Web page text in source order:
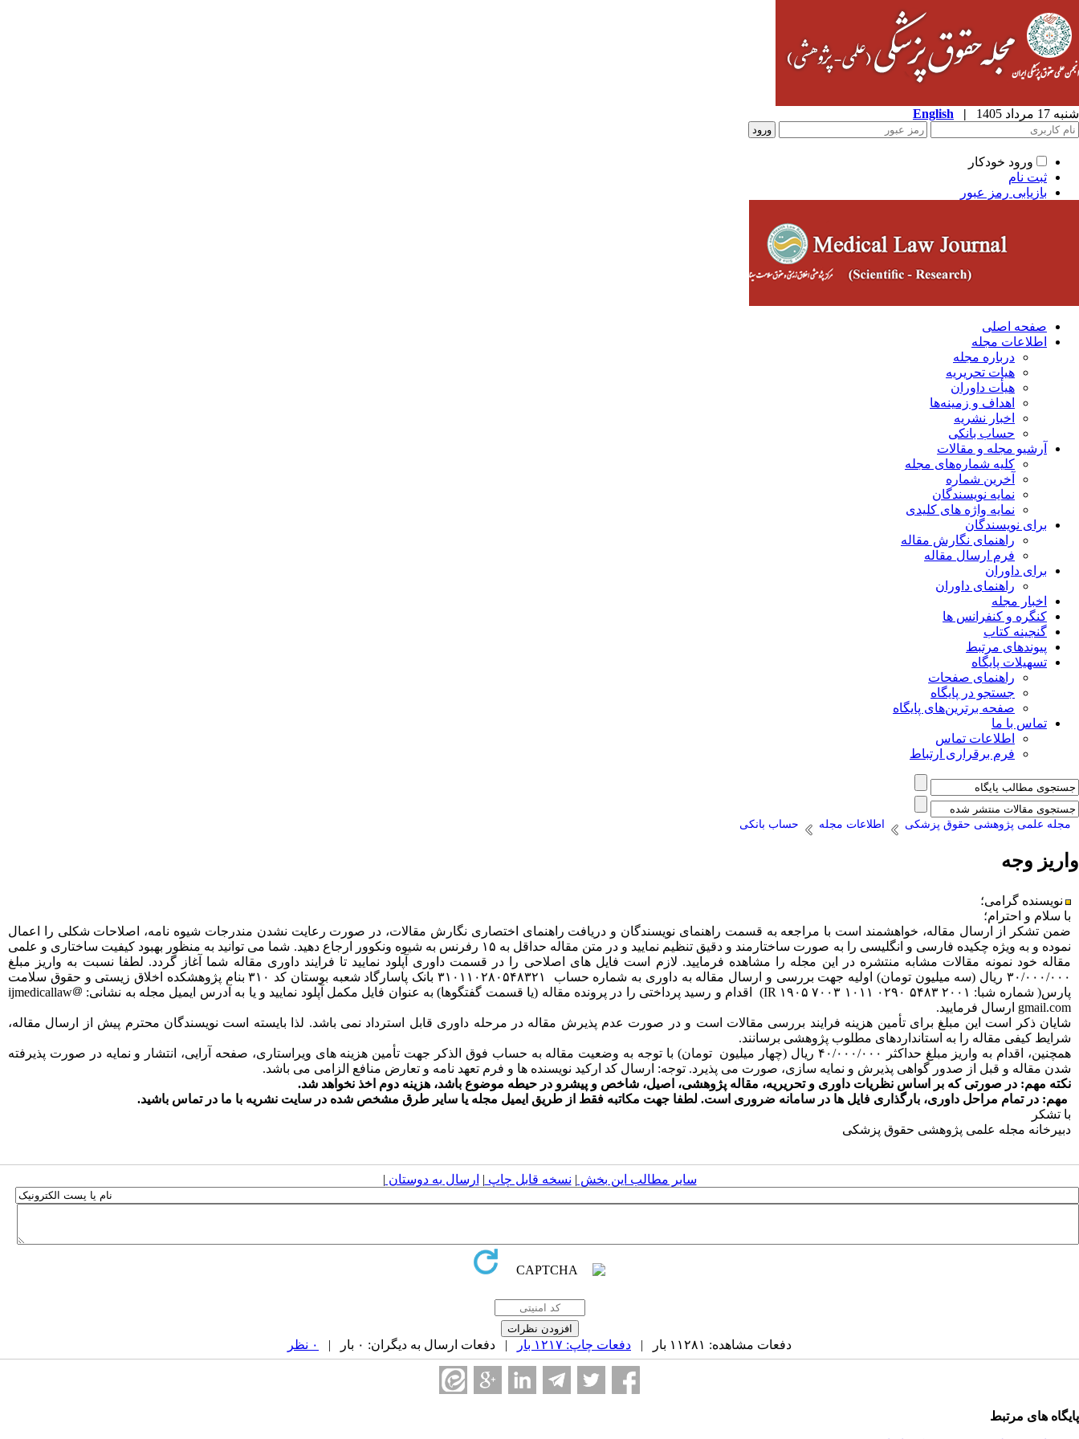
شنبه 17 مرداد 1405 |
English
ورود خودکار
ثبت نام
بازیابی رمز عبور
صفحه اصلی
اطلاعات مجله
درباره مجله
هیات تحریریه
هیأت داوران
اهداف و زمینه‌ها
اخبار نشریه
حساب بانکی
آرشیو مجله و مقالات
کلیه شماره‌های مجله
آخرین شماره
نمایه نویسندگان
نمایه واژه های کلیدی
برای نویسندگان
راهنمای نگارش مقاله
فرم ارسال مقاله
برای داوران
راهنمای داوران
اخبار مجله
کنگره و کنفرانس ها
گنجینه کتاب
پیوندهای مرتبط
تسهیلات پایگاه
راهنمای صفحات
جستجو در پایگاه
صفحه برترین‌های پایگاه
تماس با ما
اطلاعات تماس
فرم برقراری ارتباط
مجله علمی پژوهشی حقوق پزشکی اطلاعات مجله حساب بانکی
واریز وجه
نویسنده گرامی؛
با سلام و احترام؛
ضمن تشکر از ارسال مقاله، خواهشمند است با مراجعه به قسمت راهنمای نویسندگان و دریافت راهنمای اختصاری نگارش مقالات، در صورت رعایت نشدن مندرجات شیوه نامه، اصلاحات شکلی را اعمال
نموده و به ویژه چکیده فارسی و انگلیسی را به صورت ساختارمند و دقیق تنظیم نمایید و در متن مقاله حداقل به ۱۵ رفرنس به شیوه ونکوور ارجاع دهید. شما می توانید به منظور بهبود کیفیت ساختاری و علمی
مقاله خود نمونه مقالات مشابه منتشره در این مجله را مشاهده فرمایید. لازم است فایل های اصلاحی را در قسمت داوری آپلود نمایید تا فرایند داوری مقاله شما آغاز گردد. لطفا نسبت به واریز مبلغ
۳۰/۰۰۰/۰۰۰ ریال (سه میلیون تومان) اولیه جهت بررسی و ارسال مقاله به داوری به شماره حساب ۳۱۰۱۱۰۲۸۰۵۴۸۳۲۱ بانک پاسارگاد شعبه بوستان کد ۳۱۰ بنام پژوهشکده اخلاق زیستی و حقوق سلامت
پارس( شماره شبا: IR ۱۹۰۵ ۷۰۰۳ ۱۰۱۱ ۰۲۹۰ ۵۴۸۳ ۲۰۰۱) اقدام و رسید پرداختی را در پرونده مقاله (یا قسمت گفتگوها) به عنوان فایل مکمل آپلود نمایید و یا به آدرس ایمیل مجله به نشانی: ijmedicallaw
gmail.com ارسال فرمایید.
شایان ذکر است این مبلغ برای تأمین هزینه فرایند بررسی مقالات است و در صورت عدم پذیرش مقاله در مرحله داوری قابل استرداد نمی باشد. لذا بایسته است نویسندگان محترم پیش از ارسال مقاله،
شرایط کیفی مقاله را به استانداردهای مطلوب پژوهشی برسانند.
همچنین، اقدام به واریز مبلغ حداکثر ۴۰/۰۰۰/۰۰۰ ریال (چهار میلیون تومان) با توجه به وضعیت مقاله به حساب فوق الذکر جهت تأمین هزینه های ویراستاری، صفحه آرایی، انتشار و نمایه در صورت پذیرفته
شدن مقاله و قبل از صدور گواهی پذیرش و نمایه سازی، صورت می پذیرد. توجه: ارسال کد ارکید نویسنده ها و فرم تعهد نامه و تعارض منافع الزامی می باشد.
نکته مهم: در صورتی که بر اساس نظریات داوری و تحریریه، مقاله پژوهشی، اصیل، شاخص و پیشرو در حیطه موضوع باشد، هزینه دوم اخذ نخواهد شد.
مهم: در تمام مراحل داوری، بارگذاری فایل ها در سامانه ضروری است. لطفا جهت مکاتبه فقط از طریق ایمیل مجله یا سایر طرق مشخص شده در سایت نشریه با ما در تماس باشید.
با تشکر
دبیرخانه مجله علمی پژوهشی حقوق پزشکی
سایر مطالب این بخش | نسخه قابل چاپ | ارسال به دوستان |
دفعات مشاهده: ۱۱۲۸۱ بار | دفعات چاپ: ۱۲۱۷ بار | دفعات ارسال به دیگران: ۰ بار | ۰ نظر
پایگاه های مرتبط